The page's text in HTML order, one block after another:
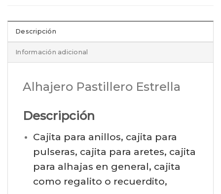
Descripción
Información adicional
Alhajero Pastillero Estrella
Descripción
Cajita para anillos, cajita para
pulseras, cajita para aretes, cajita
para alhajas en general, cajita
como regalito o recuerdito,